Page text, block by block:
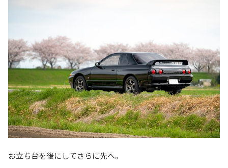
お立ち台を後にしてさらに先へ。